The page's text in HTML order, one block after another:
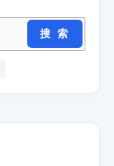
搜 索